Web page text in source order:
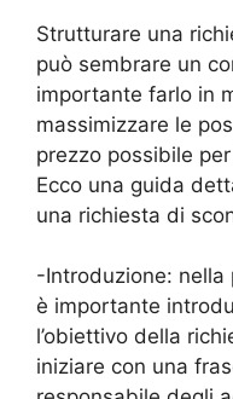
Strutturare una
può sembrare un
importante farlo in
massimizzare le
prezzo possibile
Ecco una guida
una richiesta di
-Introduzione: nella
è importante
l’obiettivo della
iniziare con una